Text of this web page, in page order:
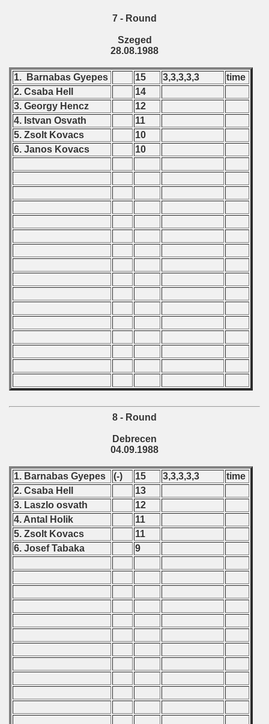
7 - Round
Szeged
28.08.1988
1. Barnabas Gyepes 15 3,3,3,3,3
time
2. Csaba Hell
14
3. Georgy Hencz
12
4. Istvan Osvath
11
5. Zsolt Kovacs
10
6. Janos Kovacs
10
8 - Round
Debrecen
04.09.1988
1. Barnabas Gyepes (-) 15 3,3,3,3,3
time
2. Csaba Hell
13
3. Laszlo osvath
12
4. Antal Holik
11
5. Zsolt Kovacs
11
6. Josef Tabaka
9